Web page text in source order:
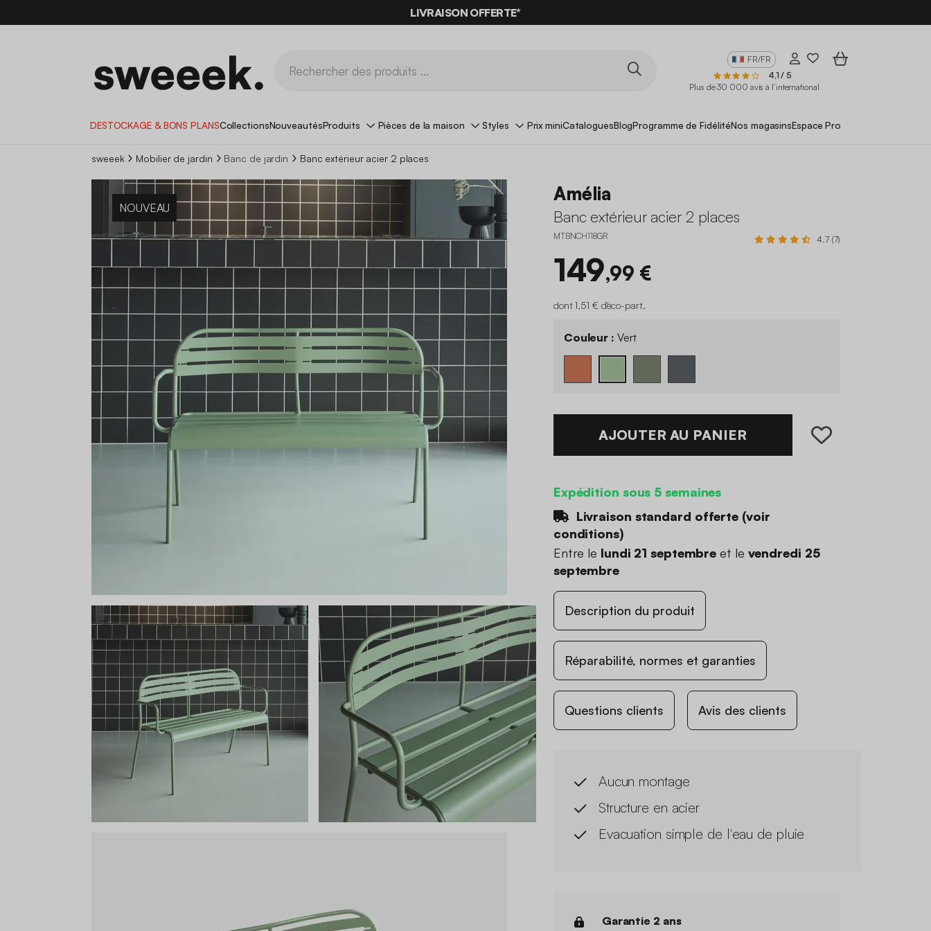
LIVRAISON OFFERTE*
FR/FR
4,1 / 5
Plus de 30 000 avis à l’international
DESTOCKAGE & BONS PLANSCollectionsNouveautésProduits Pièces de la maison Styles Prix miniCataloguesBlogProgramme de FidélitéNos magasinsEspace Pro
sweeek Mobilier de jardin Banc de jardin Banc extérieur acier 2 places
NOUVEAU
Amélia
Banc extérieur acier 2 places
MTBNCH118GR 4.7 (7)
149,99 €
dont 1,51 € d'éco-part.
Couleur : Vert
AJOUTER AU PANIER
Expédition sous 5 semaines
Livraison standard offerte (voir
conditions)
Entre le lundi 21 septembre et le vendredi 25
septembre
Description du produit
Réparabilité, normes et garanties
Questions clients Avis des clients
Aucun montage
Structure en acier
Evacuation simple de l'eau de pluie
Garantie 2 ans